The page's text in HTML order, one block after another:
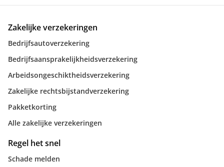
Zakelijke verzekeringen
Bedrijfsautoverzekering
Bedrijfsaansprakelijkheidsverzekering
Arbeidsongeschiktheidsverzekering
Zakelijke rechtsbijstandverzekering
Pakketkorting
Alle zakelijke verzekeringen
Regel het snel
Schade melden